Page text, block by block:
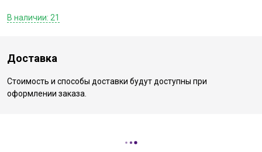
В наличии: 21
Доставка
Стоимость и способы доставки будут доступны при
оформлении заказа.